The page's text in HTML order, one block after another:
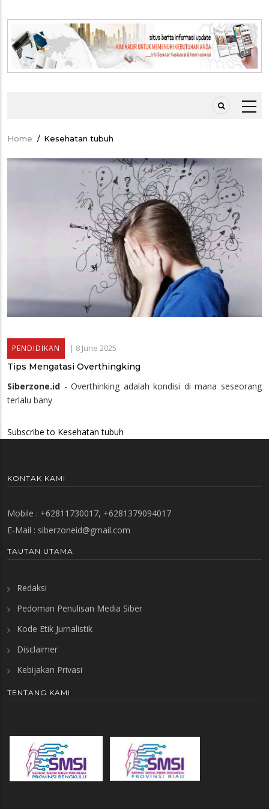
Breadcrumb
Home / Kesehatan tubuh
PENDIDIKAN | 8 June 2025
Tips Mengatasi Overthingking
Siberzone.id - Overthinking adalah kondisi di mana seseorang
terlalu bany
Subscribe to Kesehatan tubuh
KONTAK KAMI
Mobile : +62811730017, +6281379094017
E-Mail : siberzoneid@gmail.com
TAUTAN UTAMA
Redaksi
Pedoman Penulisan Media Siber
Kode Etik Jurnalistik
Disclaimer
Kebijakan Privasi
TENTANG KAMI